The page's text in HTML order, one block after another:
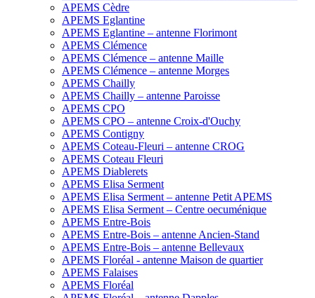
APEMS Cèdre
APEMS Eglantine
APEMS Eglantine – antenne Florimont
APEMS Clémence
APEMS Clémence – antenne Maille
APEMS Clémence – antenne Morges
APEMS Chailly
APEMS Chailly – antenne Paroisse
APEMS CPO
APEMS CPO – antenne Croix-d'Ouchy
APEMS Contigny
APEMS Coteau-Fleuri – antenne CROG
APEMS Coteau Fleuri
APEMS Diablerets
APEMS Elisa Serment
APEMS Elisa Serment – antenne Petit APEMS
APEMS Elisa Serment – Centre oecuménique
APEMS Entre-Bois
APEMS Entre-Bois – antenne Ancien-Stand
APEMS Entre-Bois – antenne Bellevaux
APEMS Floréal - antenne Maison de quartier
APEMS Falaises
APEMS Floréal